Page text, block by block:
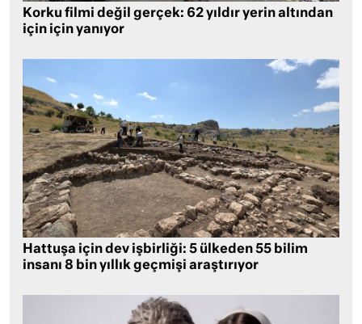
Korku filmi değil gerçek: 62 yıldır yerin altından
için için yanıyor
Hattuşa için dev işbirliği: 5 ülkeden 55 bilim
insanı 8 bin yıllık geçmişi araştırıyor